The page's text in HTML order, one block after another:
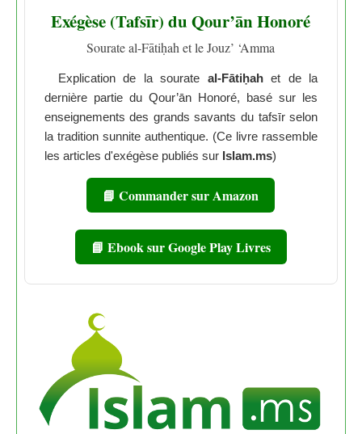
Exégèse (Tafsīr) du Qour’ān Honoré
Sourate al-Fātiḥah et le Jouz’ ‘Amma
Explication de la sourate al-Fātiḥahet de la
dernière partie du Qour’ān Honoré, basé sur les
enseignements des grands savants du tafsīr selon
la tradition sunnite authentique. (Ce livre rassemble
les articles d'exégèse publiés sur Islam.ms)
📘 Commander sur Amazon
📘 Ebook sur Google Play Livres